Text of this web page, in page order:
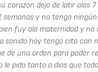
corazon dejo de latir alas
semanas y no tengo
fuy ala maternidad y no
sonido hoy tengo cita con
de una orden para poder
le pido tanto a dios que